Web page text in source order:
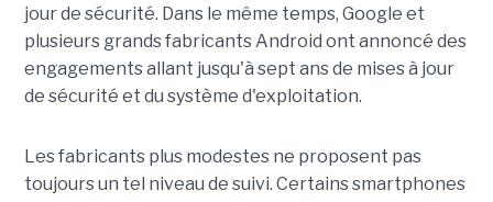
jour de sécurité. Dans le même temps, Google et
plusieurs grands fabricants Android ont annoncé des
engagements allant jusqu'à sept ans de mises à jour
de sécurité et du système d'exploitation.
Les fabricants plus modestes ne proposent pas
toujours un tel niveau de suivi. Certains smartphones